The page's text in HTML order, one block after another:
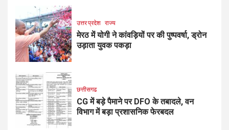
उत्तर प्रदेश राज्य
मेरठ में योगी ने कांवड़ियों पर की पुष्पवर्षा, ड्रोन
उड़ाता युवक पकड़ा
छत्तीसगढ
CG में बड़े पैमाने पर DFO के तबादले, वन
विभाग में बड़ा प्रशासनिक फेरबदल